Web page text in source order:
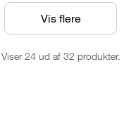
Vis flere
Viser 24 ud af 32 produkter.